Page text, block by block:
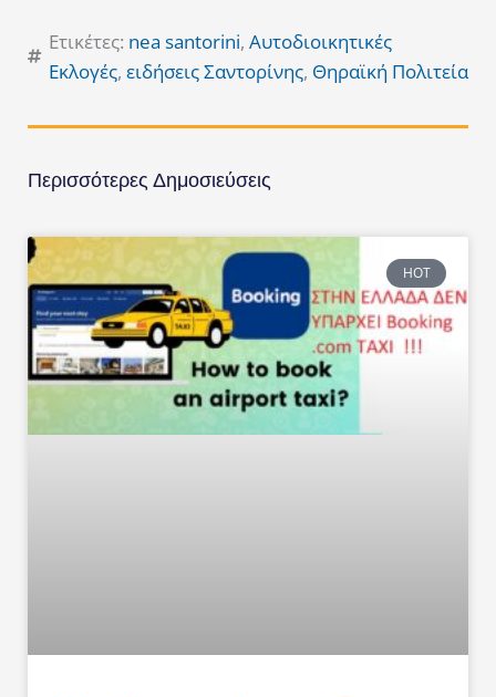
Ετικέτες: nea santorini, Αυτοδιοικητικές
Εκλογές, ειδήσεις Σαντορίνης, Θηραϊκή Πολιτεία
Περισσότερες Δημοσιεύσεις
HOT